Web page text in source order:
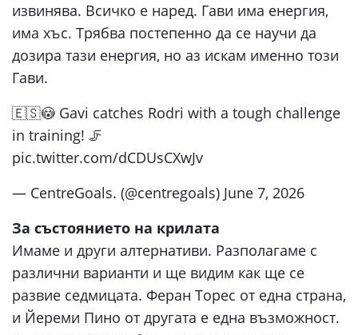
извинява. Всичко е наред. Гави има енергия,
има хъс. Трябва постепенно да се научи да
дозира тази енергия, но аз искам именно този
Гави.
🇪🇸😳 Gavi catches Rodri with a tough challenge
in training! 🦵
pic.twitter.com/dCDUsCXwJv
— CentreGoals. (@centregoals) June 7, 2026
За състоянието на крилата
Имаме и други алтернативи. Разполагаме с
различни варианти и ще видим как ще се
развие седмицата. Феран Торес от една страна,
и Йереми Пино от другата е една възможност.